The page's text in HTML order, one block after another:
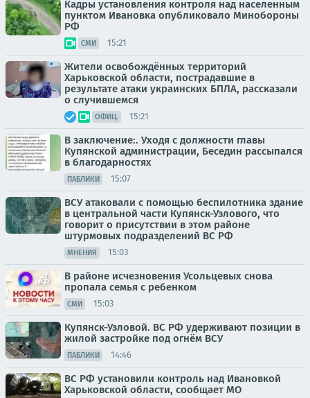
Кадры установления контроля над населенным
пунктом Ивановка опубликовало Минобороны
РФ
СМИ 15:21
Жители освобождённых территорий
Харьковской области, пострадавшие в
результате атаки украинских БПЛА, рассказали
о случившемся
ОФИЦ. 15:21
В заключение:. Уходя с должности главы
Купянской администрации, Беседин рассыпался
в благодарностях
ПАБЛИКИ 15:07
ВСУ атаковали с помощью беспилотника здание
в центральной части Купянск-Узлового, что
говорит о присутствии в этом районе
штурмовых подразделений ВС РФ
МНЕНИЯ 15:03
В районе исчезновения Усольцевых снова
пропала семья с ребенком
СМИ 15:03
Купянск-Узловой. ВС РФ удерживают позиции в
жилой застройке под огнём ВСУ
ПАБЛИКИ 14:46
ВС РФ установили контроль над Ивановкой
Харьковской области, сообщает МО